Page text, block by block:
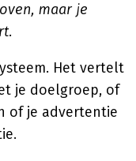
maar je
Het vertelt
je doelgroep, of
of je advertentie